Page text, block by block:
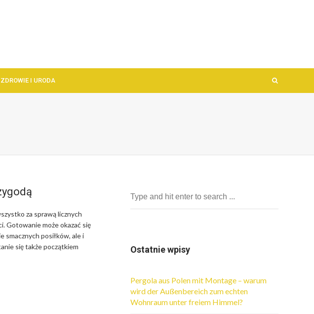
ZDROWIE I URODA
za sprawą licznych
Gotowanie może okazać się
smacznych posiłków, ale i
się także początkiem
Ostatnie wpisy
Pergola aus Polen mit Montage – warum
wird der Außenbereich zum echten
Wohnraum unter freiem Himmel?